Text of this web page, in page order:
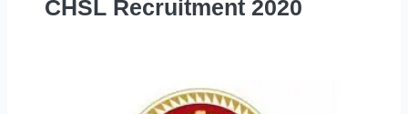
CHSL Recruitment 2020